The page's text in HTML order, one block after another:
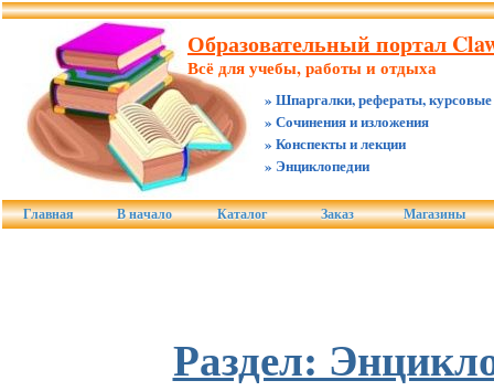
Образовательный портал
Всё для учебы, работы и отдыха
» Шпаргалки, рефераты, курсовые
» Сочинения и изложения
» Конспекты и лекции
» Энциклопедии
Главная В начало Каталог Заказ Магазины
Раздел: